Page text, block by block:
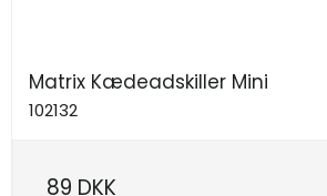
Matrix Kædeadskiller Mini
102132
89 DKK